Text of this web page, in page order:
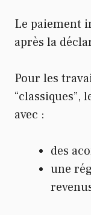
Le paiement
après la
Pour les
“classiques”,
avec :
des
une